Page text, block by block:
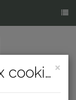
×
Politique relative aux cookies